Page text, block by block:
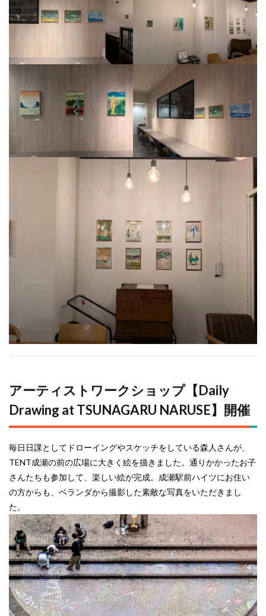
アーティストワークショップ【Daily
Drawing at TSUNAGARU NARUSE】開催
毎日日課としてドローイングやスケッチをしている森人さんが、
TENT成瀬の前の広場に大きく絵を描きました。通りかかったお子
さんたちも参加して、楽しい絵が完成。成瀬駅前ハイツにお住い
の方からも、ベランダから撮影した素敵な写真をいただきまし
た。